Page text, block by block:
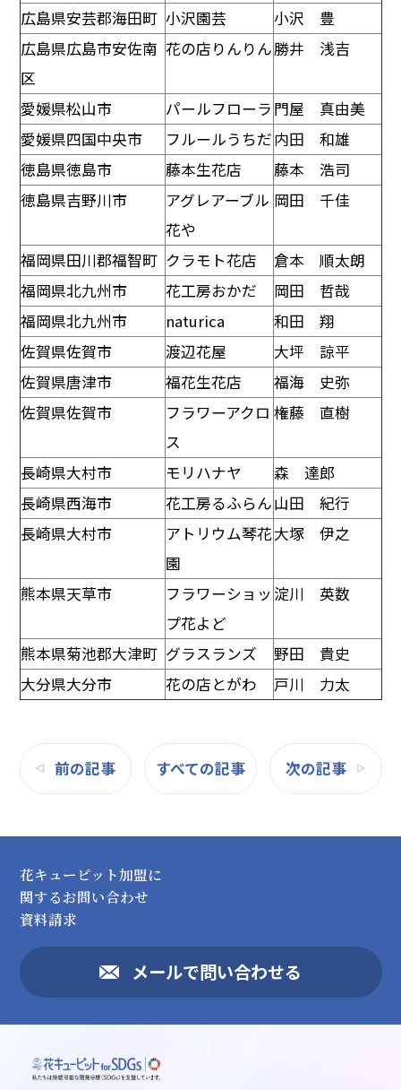
広島県安芸郡海田町 小沢園芸
小沢 豊
広島県広島市安佐南
区
花の店りんりん勝井 浅吉
愛媛県松山市 パールフローラ 門屋 真由美
愛媛県四国中央市
フルールうちだ内田 和雄
徳島県徳島市
藤本生花店
藤本 浩司
徳島県吉野川市
アグレアーブル
花や
岡田 千佳
福岡県田川郡福智町 クラモト花店
倉本 順太朗
福岡県北九州市
花工房おかだ
岡田 哲哉
福岡県北九州市
naturica
和田 翔
佐賀県佐賀市
渡辺花屋
大坪 諒平
佐賀県唐津市
福花生花店
福海 史弥
佐賀県佐賀市
フラワーアクロ
ス
権藤 直樹
長崎県大村市 モリハナヤ
森 達郎
長崎県西海市
花工房るふらん山田 紀行
長崎県大村市
アトリウム琴花
園
大塚 伊之
熊本県天草市
フラワーショッ
プ花よど
淀川 英数
熊本県菊池郡大津町 グラスランズ
野田 貴史
大分県大分市
花の店とがわ 戸川 力太
前の記事 すべての記事 次の記事
花キューピット加盟に
関するお問い合わせ
資料請求
メールで問い合わせる